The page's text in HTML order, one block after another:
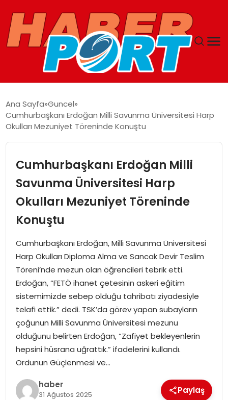
GUNCEL
SPOR
SPOR
EĞITIM
OTOMOBIL
TEKNOLOJI
EKONOMI
Ana Sayfa Guncel
Cumhurbaşkanı Erdoğan Milli Savunma Üniversitesi Harp
Okulları Mezuniyet Töreninde Konuştu
Cumhurbaşkanı Erdoğan Milli
Savunma Üniversitesi Harp
Okulları Mezuniyet Töreninde
Konuştu
Cumhurbaşkanı Erdoğan, Milli Savunma Üniversitesi
Harp Okulları Diploma Alma ve Sancak Devir Teslim
Töreni’nde mezun olan öğrencileri tebrik etti.
Erdoğan, “FETÖ ihanet çetesinin askeri eğitim
sistemimizde sebep olduğu tahribatı ziyadesiyle
telafi ettik.” dedi. TSK’da görev yapan subayların
çoğunun Milli Savunma Üniversitesi mezunu
olduğunu belirten Erdoğan, “Zafiyet bekleyenlerin
hepsini hüsrana uğrattık.” ifadelerini kullandı.
Ordunun Güçlenmesi ve…
haber
31 Ağustos 2025 Paylaş